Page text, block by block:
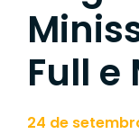
Full e
24 de